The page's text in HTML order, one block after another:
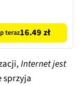
teraz16.49 zł
Internet jest
sprzyja